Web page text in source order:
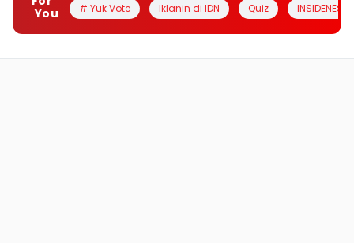
You
# Yuk Vote Iklanin di IDN Quiz INSIDENESIA